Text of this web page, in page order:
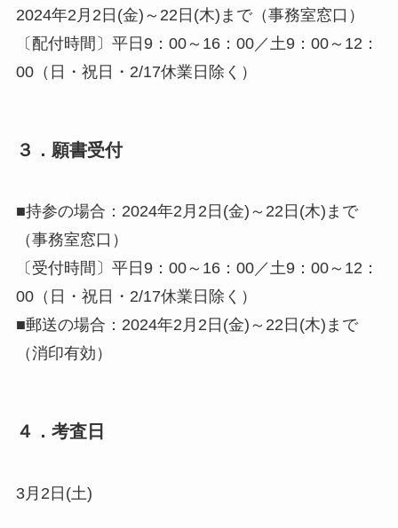
2024年2月2日(金)～22日(木)まで（事務室窓口）
〔配付時間〕平日9：00～16：00／土9：00～12：
00（日・祝日・2/17休業日除く）
３．願書受付
■持参の場合：2024年2月2日(金)～22日(木)まで
（事務室窓口）
〔受付時間〕平日9：00～16：00／土9：00～12：
00（日・祝日・2/17休業日除く）
■郵送の場合：2024年2月2日(金)～22日(木)まで
（消印有効）
４．考査日
3月2日(土)